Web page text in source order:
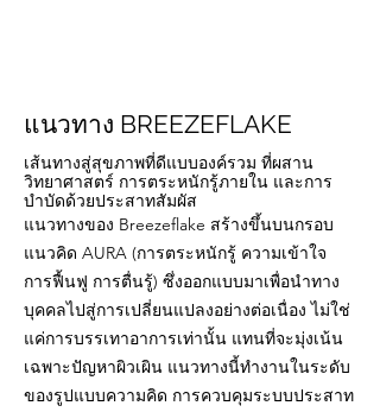
แนวทาง BREEZEFLAKE
เส้นทางสู่สุขภาพที่ดีแบบองค์รวม ที่ผสาน
วิทยาศาสตร์ การตระหนักรู้ภายใน และการ
บำบัดด้วยประสาทสัมผัส
แนวทางของ Breezeflake สร้างขึ้นบนกรอบ
แนวคิด AURA (การตระหนักรู้ ความเข้าใจ
การฟื้นฟู การตื่นรู้) ซึ่งออกแบบมาเพื่อนำทาง
บุคคลไปสู่การเปลี่ยนแปลงอย่างต่อเนื่อง ไม่ใช่
แค่การบรรเทาอาการเท่านั้น แทนที่จะมุ่งเน้น
เฉพาะปัญหาผิวเผิน แนวทางนี้ทำงานในระดับ
ของรูปแบบความคิด การควบคุมระบบประสาท